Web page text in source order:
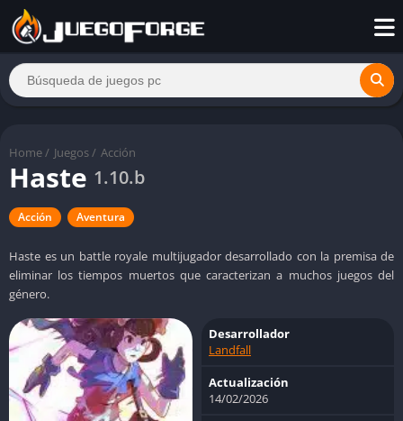
Home / Juegos / Acción
Haste 1.10.b
Acción Aventura
Haste es un battle royale multijugador desarrollado con la premisa de
eliminar los tiempos muertos que caracterizan a muchos juegos del
género.
Desarrollador
Landfall
Actualización
14/02/2026